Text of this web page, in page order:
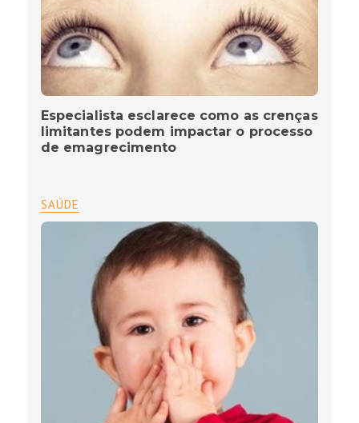
Especialista esclarece como as crenças
limitantes podem impactar o processo
de emagrecimento
SAÚDE